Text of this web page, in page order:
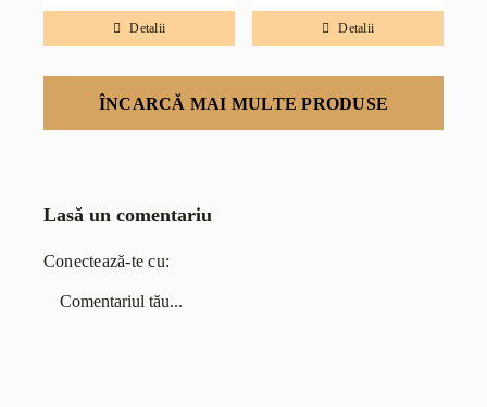
Detalii Detalii
ÎNCARCĂ MAI MULTE PRODUSE
Lasă un comentariu
Conectează-te cu:
Comentariu